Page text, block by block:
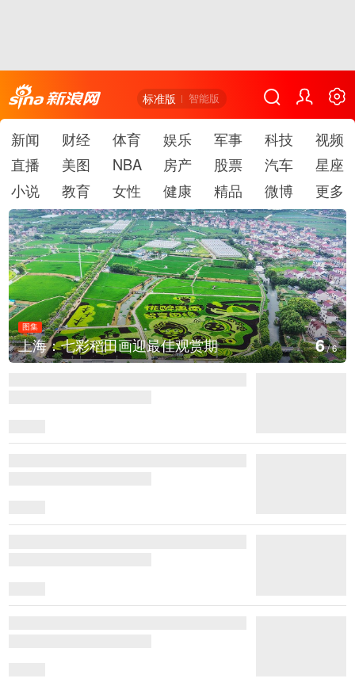
标准版 智能版
新闻 财经 体育 娱乐 军事 科技
视频
直播
美图 NBA 房产 股票 汽车
星座
小说
教育 女性 健康 精品 微博 更多
图集
厄瓜多尔总统诺沃亚会见阿根廷总统米莱 1/6